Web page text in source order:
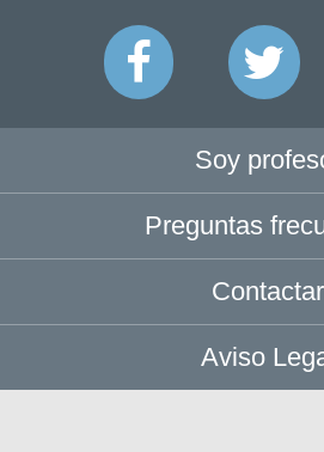
Soy
Preguntas
Contactar
Aviso